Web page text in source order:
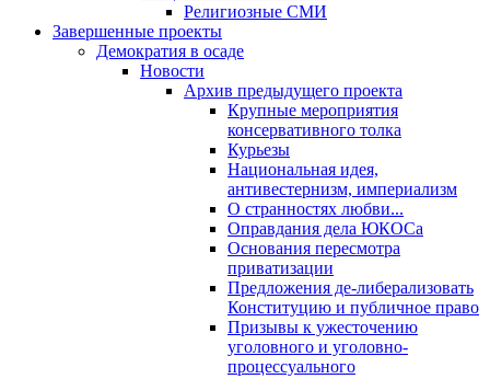
Религиозные СМИ
Завершенные проекты
Демократия в осаде
Новости
Архив предыдущего проекта
Крупные мероприятия
консервативного толка
Курьезы
Национальная идея,
антивестернизм, империализм
О странностях любви...
Оправдания дела ЮКОСа
Основания пересмотра
приватизации
Предложения де-либерализовать
Конституцию и публичное право
Призывы к ужесточению
уголовного и уголовно-
процессуального